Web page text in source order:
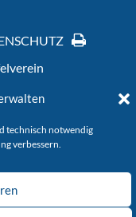
technisch notwendig
verbessern.